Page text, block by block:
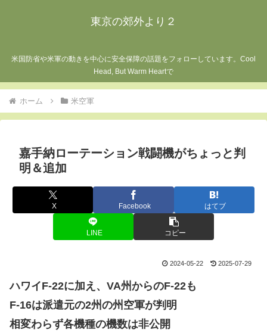
東京の郊外より２
米国防省や米軍の動きを中心に安全保障の話題をフォローしています。Cool
Head, But Warm Heartで
ホーム 米空軍
嘉手納ローテーション戦闘機がちょっと判
明＆追加
X Facebook はてブ
LINE コピー
2024-05-22 2025-07-29
ハワイF-22に加え、VA州からのF-22も
F-16は派遣元の2州の州空軍が判明
相変わらず各機種の機数は非公開